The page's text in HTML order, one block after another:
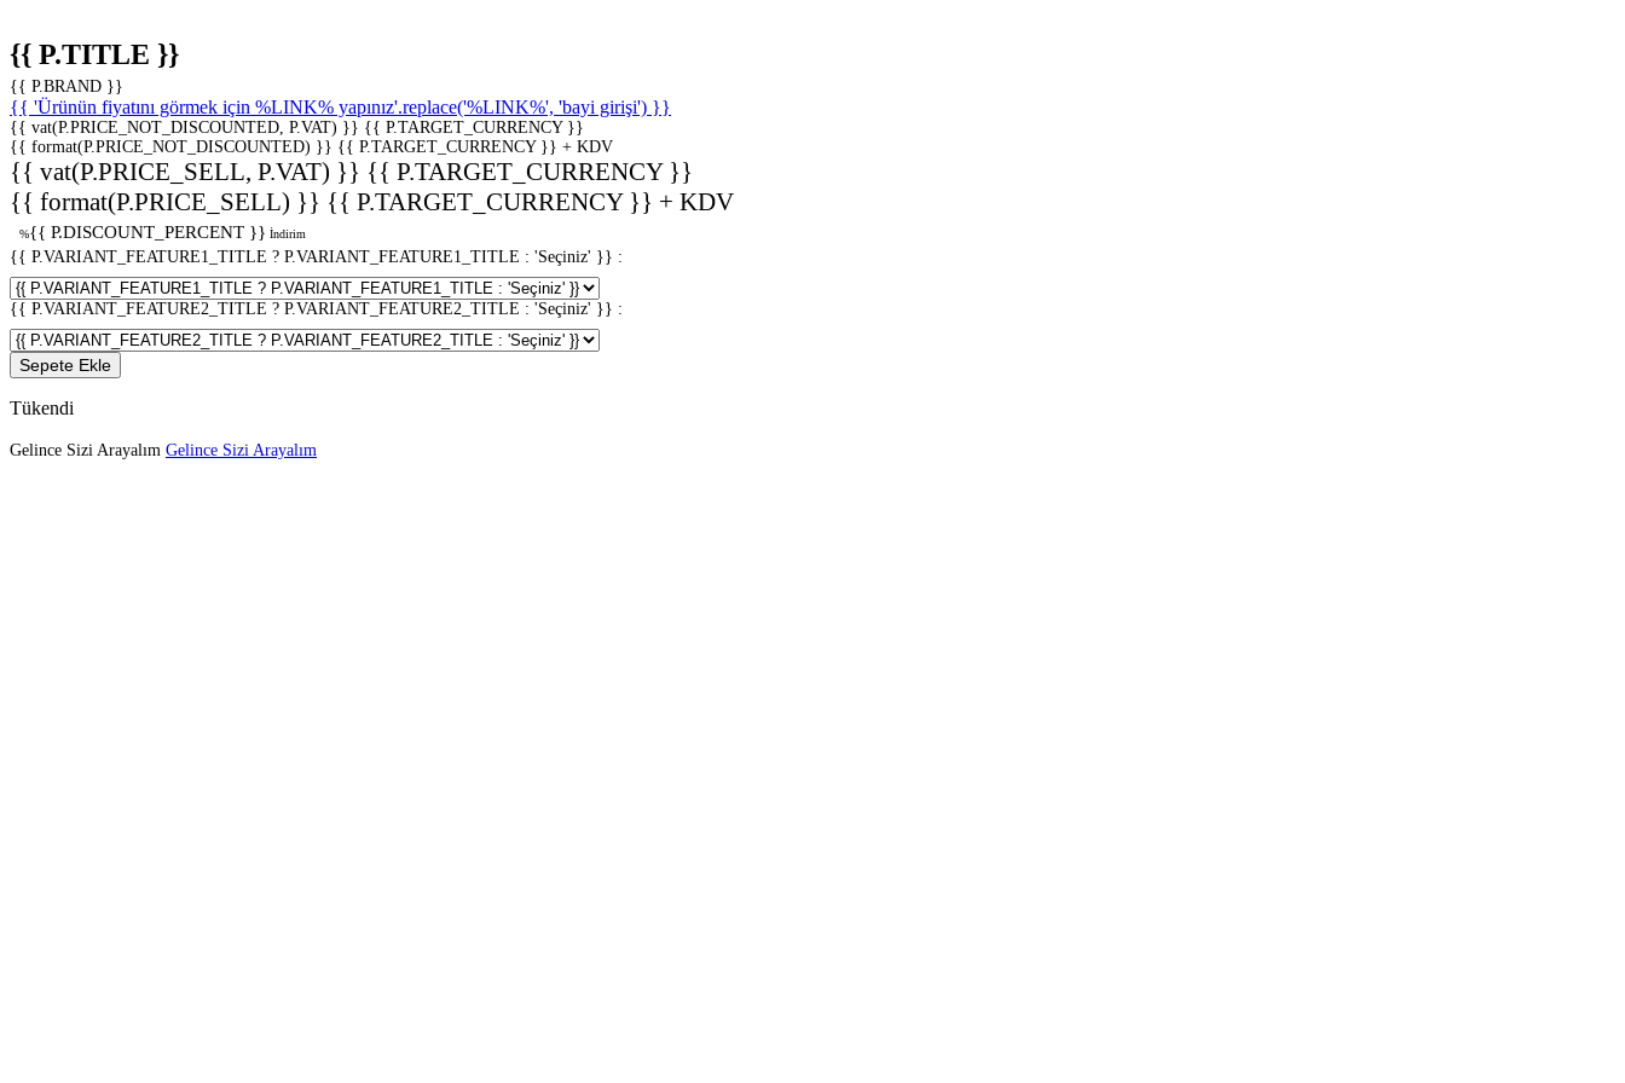
{{ P.TITLE }}
{{ P.BRAND }}
{{ 'Ürünün fiyatını görmek için %LINK% yapınız'.replace('%LINK%', 'bayi girişi') }}
{{ vat(P.PRICE_NOT_DISCOUNTED, P.VAT) }} {{ P.TARGET_CURRENCY }}
{{ format(P.PRICE_NOT_DISCOUNTED) }} {{ P.TARGET_CURRENCY }} + KDV
{{ vat(P.PRICE_SELL, P.VAT) }} {{ P.TARGET_CURRENCY }}
{{ format(P.PRICE_SELL) }} {{ P.TARGET_CURRENCY }} + KDV
%{{ P.DISCOUNT_PERCENT }} İndirim
{{ P.VARIANT_FEATURE1_TITLE ? P.VARIANT_FEATURE1_TITLE : 'Seçiniz' }} :
{{ P.VARIANT_FEATURE2_TITLE ? P.VARIANT_FEATURE2_TITLE : 'Seçiniz' }} :
Sepete Ekle
Tükendi
Gelince Sizi Arayalım Gelince Sizi Arayalım